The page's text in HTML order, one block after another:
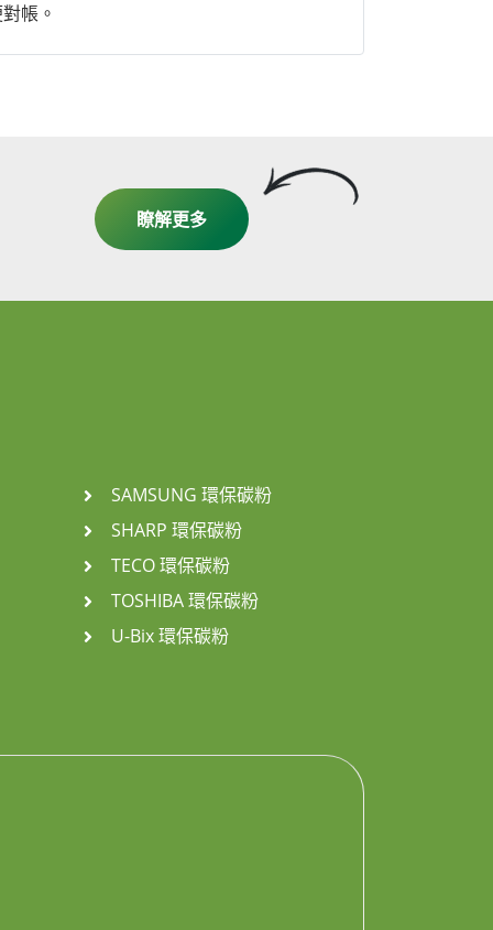
帳。
瞭解更多
SAMSUNG 環保碳粉
SHARP 環保碳粉
TECO 環保碳粉
TOSHIBA 環保碳粉
U-Bix 環保碳粉